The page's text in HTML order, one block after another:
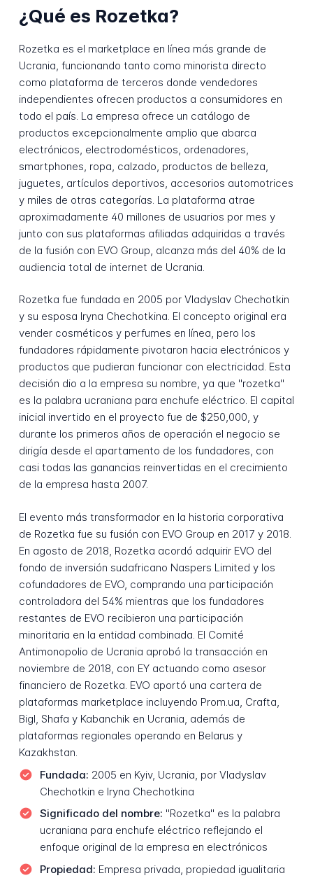
¿Qué es Rozetka?
Rozetka es el marketplace en línea más grande de
Ucrania, funcionando tanto como minorista directo
como plataforma de terceros donde vendedores
independientes ofrecen productos a consumidores en
todo el país. La empresa ofrece un catálogo de
productos excepcionalmente amplio que abarca
electrónicos, electrodomésticos, ordenadores,
smartphones, ropa, calzado, productos de belleza,
juguetes, artículos deportivos, accesorios automotrices
y miles de otras categorías. La plataforma atrae
aproximadamente 40 millones de usuarios por mes y
junto con sus plataformas afiliadas adquiridas a través
de la fusión con EVO Group, alcanza más del 40% de la
audiencia total de internet de Ucrania.
Rozetka fue fundada en 2005 por Vladyslav Chechotkin
y su esposa Iryna Chechotkina. El concepto original era
vender cosméticos y perfumes en línea, pero los
fundadores rápidamente pivotaron hacia electrónicos y
productos que pudieran funcionar con electricidad. Esta
decisión dio a la empresa su nombre, ya que "rozetka"
es la palabra ucraniana para enchufe eléctrico. El capital
inicial invertido en el proyecto fue de $250,000, y
durante los primeros años de operación el negocio se
dirigía desde el apartamento de los fundadores, con
casi todas las ganancias reinvertidas en el crecimiento
de la empresa hasta 2007.
El evento más transformador en la historia corporativa
de Rozetka fue su fusión con EVO Group en 2017 y 2018.
En agosto de 2018, Rozetka acordó adquirir EVO del
fondo de inversión sudafricano Naspers Limited y los
cofundadores de EVO, comprando una participación
controladora del 54% mientras que los fundadores
restantes de EVO recibieron una participación
minoritaria en la entidad combinada. El Comité
Antimonopolio de Ucrania aprobó la transacción en
noviembre de 2018, con EY actuando como asesor
financiero de Rozetka. EVO aportó una cartera de
plataformas marketplace incluyendo Prom.ua, Crafta,
Bigl, Shafa y Kabanchik en Ucrania, además de
plataformas regionales operando en Belarus y
Kazakhstan.
Fundada: 2005 en Kyiv, Ucrania, por Vladyslav
Chechotkin e Iryna Chechotkina
Significado del nombre: "Rozetka" es la palabra
ucraniana para enchufe eléctrico reflejando el
enfoque original de la empresa en electrónicos
Propiedad: Empresa privada, propiedad igualitaria